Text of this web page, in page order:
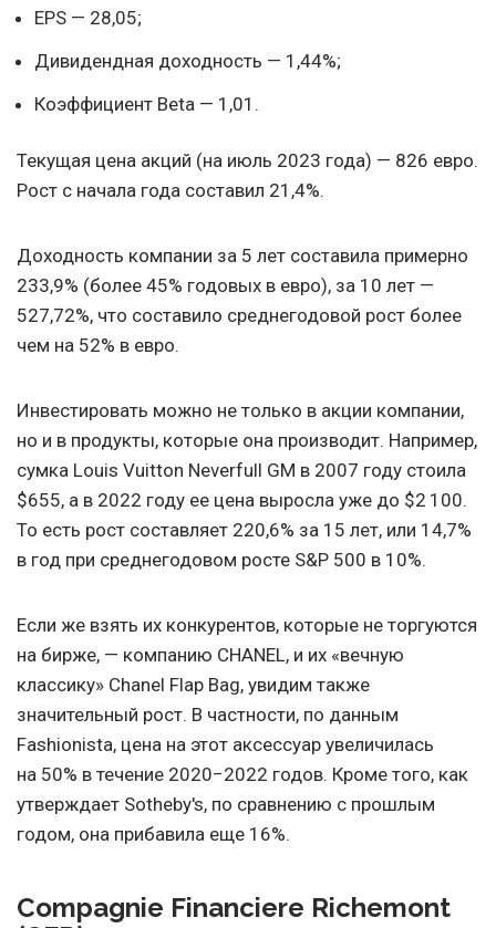
EPS — 28,05;
Дивидендная доходность — 1,44%;
Коэффициент Beta — 1,01.
Текущая цена акций (на июль 2023 года) — 826 евро.
Рост с начала года составил 21,4%.
Доходность компании за 5 лет составила примерно
233,9% (более 45% годовых в евро), за 10 лет —
527,72%, что составило среднегодовой рост более
чем на 52% в евро.
Инвестировать можно не только в акции компании,
но и в продукты, которые она производит. Например,
сумка Louis Vuitton Neverfull GM в 2007 году стоила
$655, а в 2022 году ее цена выросла уже до $2 100.
То есть рост составляет 220,6% за 15 лет, или 14,7%
в год при среднегодовом росте S&P 500 в 10%.
Если же взять их конкурентов, которые не торгуются
на бирже, — компанию CHANEL, и их «вечную
классику» Chanel Flap Bag, увидим также
значительный рост. В частности, по данным
Fashionista, цена на этот аксессуар увеличилась
на 50% в течение 2020−2022 годов. Кроме того, как
утверждает Sotheby's, по сравнению с прошлым
годом, она прибавила еще 16%.
Compagnie Financiere Richemont